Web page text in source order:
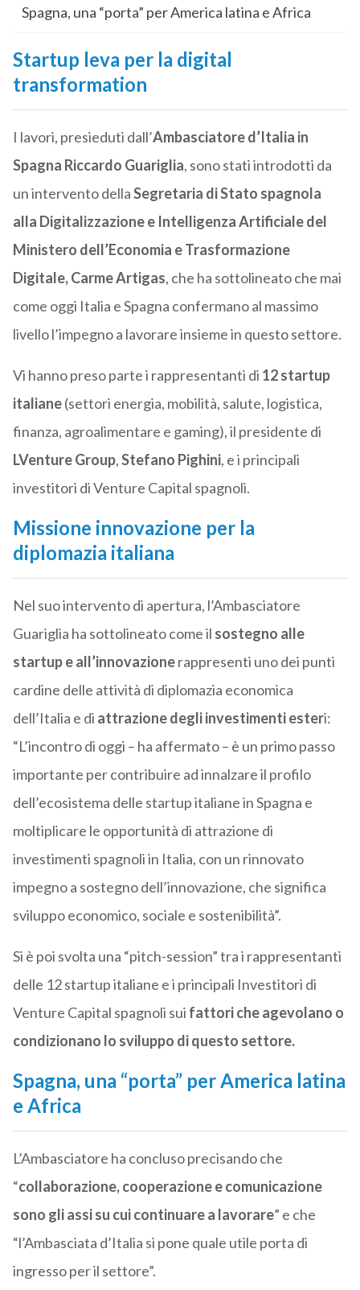
Spagna, una “porta” per America latina e Africa
Startup leva per la digital
transformation
I lavori, presieduti dall’Ambasciatore d’Italia in
Spagna Riccardo Guariglia, sono stati introdotti da
un intervento dellaSegretaria di Stato spagnola
alla Digitalizzazione e Intelligenza Artificiale del
Ministero dell’Economia e Trasformazione
Digitale, Carme Artigas, che ha sottolineato che mai
come oggi Italia e Spagna confermano al massimo
livello l’impegno a lavorare insieme in questo settore.
Vi hanno preso parte i rappresentanti di 12 startup
italiane(settori energia, mobilità, salute, logistica,
finanza, agroalimentare e gaming), il presidente di
LVenture Group,Stefano Pighini, e i principali
investitori di Venture Capital spagnoli.
Missione innovazione per la
diplomazia italiana
Nel suo intervento di apertura, l’Ambasciatore
Guariglia ha sottolineato come il sostegno alle
startup e all’innovazionerappresenti uno dei punti
cardine delle attività di diplomazia economica
dell’Italia e di attrazione degli investimenti esteri:
“L’incontro di oggi – ha affermato – è un primo passo
importante per contribuire ad innalzare il profilo
dell’ecosistema delle startup italiane in Spagna e
moltiplicare le opportunità di attrazione di
investimenti spagnoli in Italia, con un rinnovato
impegno a sostegno dell’innovazione, che significa
sviluppo economico, sociale e sostenibilità”.
Si è poi svolta una “pitch-session” tra i rappresentanti
delle 12 startup italiane e i principali Investitori di
Venture Capital spagnoli sui fattori che agevolano o
condizionano lo sviluppo di questo settore.
Spagna, una “porta” per America latina
e Africa
L’Ambasciatore ha concluso precisando che
“collaborazione, cooperazione e comunicazione
sono gli assi su cui continuare a lavorare” e che
“l’Ambasciata d’Italia si pone quale utile porta di
ingresso per il settore”.